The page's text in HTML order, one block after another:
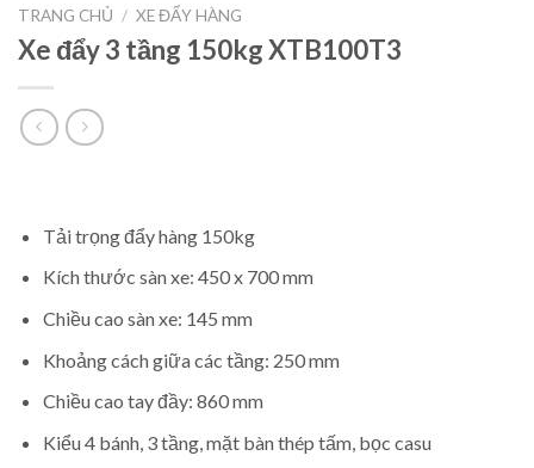
TRANG CHỦ / XE ĐẨY HÀNG
Xe đẩy 3 tầng 150kg XTB100T3
Tải trọng đẩy hàng 150kg
Kích thước sàn xe: 450 x 700 mm
Chiều cao sàn xe: 145 mm
Khoảng cách giữa các tầng: 250 mm
Chiều cao tay đầy: 860 mm
Kiểu 4 bánh, 3 tầng, mặt bàn thép tấm, bọc casu